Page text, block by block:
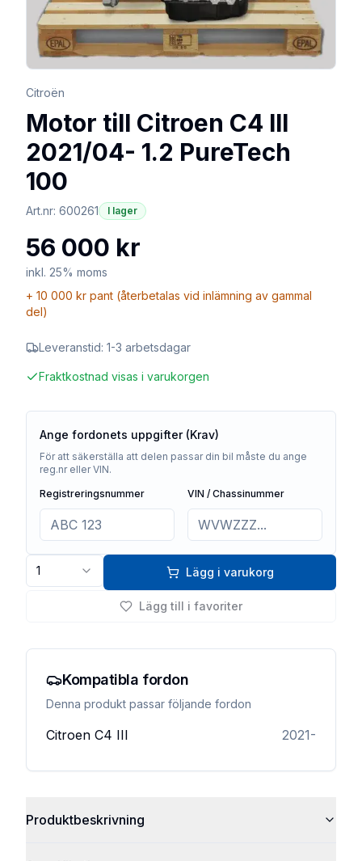
Citroën
Motor till Citroen C4 III
2021/04- 1.2 PureTech
100
Art.nr: 600261 I lager
56 000 kr
inkl. 25% moms
+ 10 000 kr pant (återbetalas vid inlämning av gammal
del)
Leveranstid: 1-3 arbetsdagar
Fraktkostnad visas i varukorgen
Ange fordonets uppgifter (Krav)
För att säkerställa att delen passar din bil måste du ange
reg.nr eller VIN.
Registreringsnummer
VIN / Chassinummer
1 Lägg i varukorg
Lägg till i favoriter
Kompatibla fordon
Denna produkt passar följande fordon
Citroen C4 III 2021-
Produktbeskrivning